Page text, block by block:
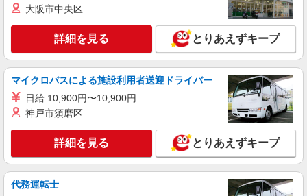
大阪市中央区
詳細を見る とりあえずキープ
マイクロバスによる施設利用者送迎ドライバー
日給 10,900円〜10,900円
神戸市須磨区
詳細を見る とりあえずキープ
代務運転士